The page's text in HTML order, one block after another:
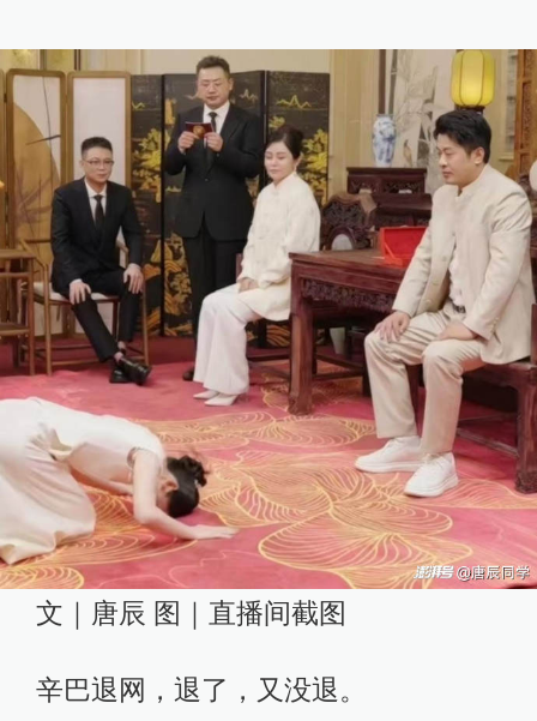
文｜唐辰 图｜直播间截图
辛巴退网，退了，又没退。